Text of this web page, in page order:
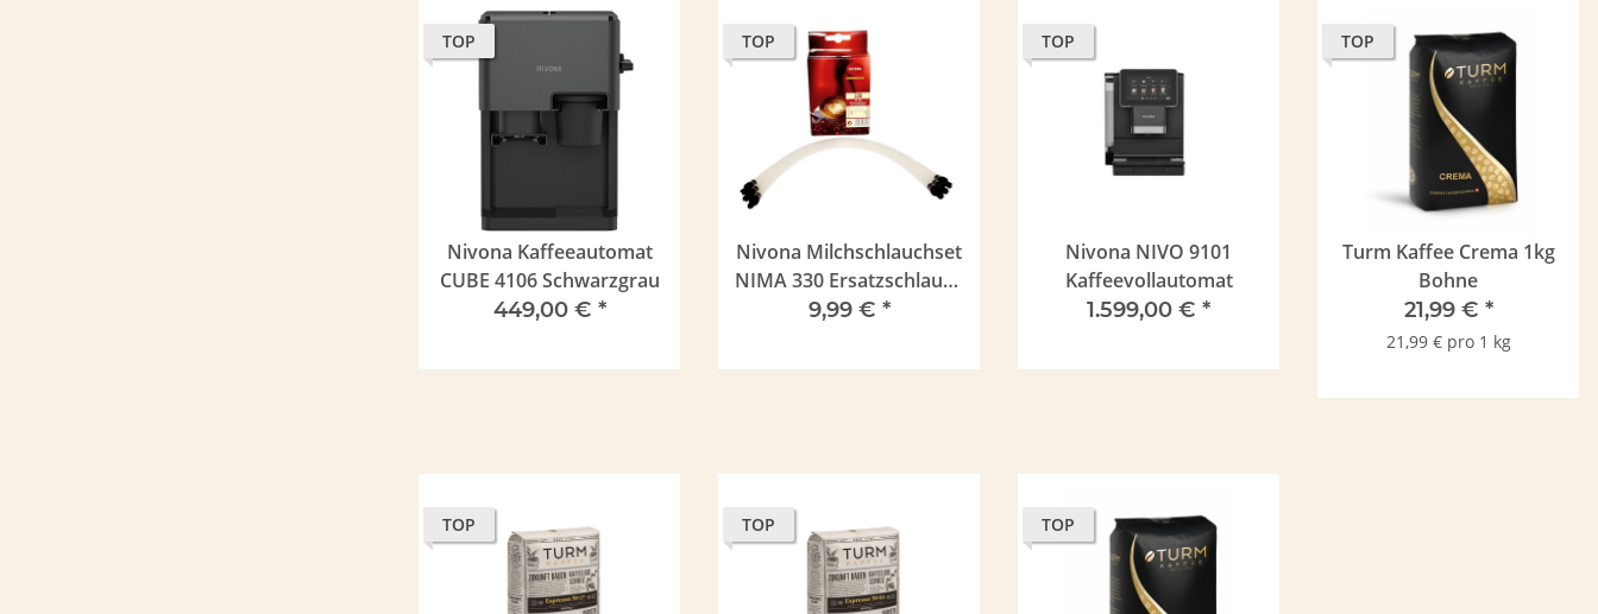
TOP
Nivona Kaffeeautomat
CUBE 4106 Schwarzgrau
449,00 € *
TOP
Nivona Milchschlauchset
NIMA 330 Ersatzschlauch
3Stück/Pck.
9,99 € *
TOP
Nivona NIVO 9101
Kaffeevollautomat
1.599,00 € *
TOP
Turm Kaffee Crema 1kg
Bohne
21,99 € *
21,99 € pro 1 kg
TOP TOP TOP